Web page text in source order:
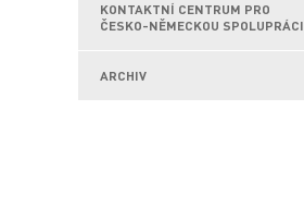
KONTAKTNÍ CENTRUM PRO
ČESKO-NĚMECKOU SPOLUPRÁCI
ARCHIV